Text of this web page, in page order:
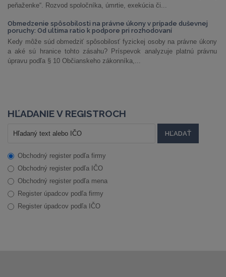
peňaženke“. Rozvod spoločníka, úmrtie, exekúcia či...
Obmedzenie spôsobilosti na právne úkony v prípade duševnej
poruchy: Od ultima ratio k podpore pri rozhodovaní
Kedy môže súd obmedziť spôsobilosť fyzickej osoby na právne úkony
a aké sú hranice tohto zásahu? Príspevok analyzuje platnú právnu
úpravu podľa § 10 Občianskeho zákonníka,...
HĽADANIE V REGISTROCH
Obchodný register podľa firmy
Obchodný register podľa IČO
Obchodný register podľa mena
Register úpadcov podľa firmy
Register úpadcov podľa IČO